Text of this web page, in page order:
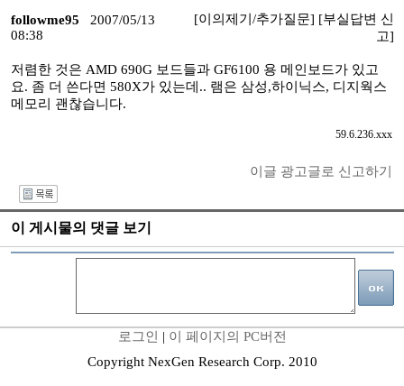
followme95
2007/05/13
08:38
[이의제기/추가질문] [부실답변 신
고]
저렴한 것은 AMD 690G 보드들과 GF6100 용 메인보드가 있고
요. 좀 더 쓴다면 580X가 있는데.. 램은 삼성,하이닉스, 디지웍스
메모리 괜찮습니다.
59.6.236.xxx
이글 광고글로 신고하기
이 게시물의 댓글 보기
로그인 | 이 페이지의 PC버전
Copyright NexGen Research Corp. 2010